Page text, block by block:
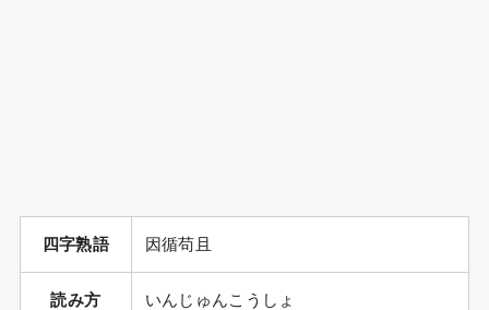
四字熟語 因循苟且
読み方 いんじゅんこうしょ